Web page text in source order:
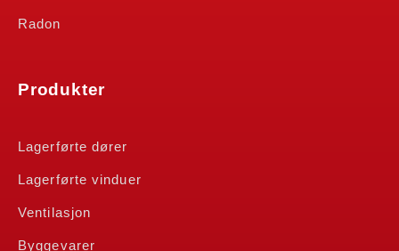
Radon
Produkter
Lagerførte dører
Lagerførte vinduer
Ventilasjon
Byggevarer